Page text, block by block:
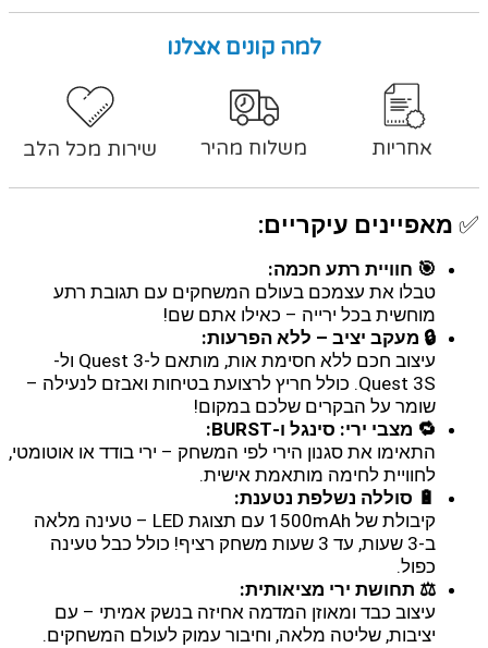
למה קונים אצלנו
אחריות משלוח מהיר שירות מכל הלב
✅ מאפיינים עיקריים:
🎯 חוויית רתע חכמה:
טבלו את עצמכם בעולם המשחקים עם תגובת רתע
מוחשית בכל ירייה – כאילו אתם שם!
🔒 מעקב יציב – ללא הפרעות:
עיצוב חכם ללא חסימת אות, מותאם ל-Quest 3 ול-
Quest 3S. כולל חריץ לרצועת בטיחות ואבזם לנעילה –
שומר על הבקרים שלכם במקום!
🔁 מצבי ירי: סינגל ו-BURST:
התאימו את סגנון הירי לפי המשחק – ירי בודד או אוטומטי,
לחוויית לחימה מותאמת אישית.
🔋 סוללה נשלפת נטענת:
קיבולת של 1500mAh עם תצוגת LED – טעינה מלאה
ב-3 שעות, עד 3 שעות משחק רציף! כולל כבל טעינה
כפול.
⚖️ תחושת ירי מציאותית:
עיצוב כבד ומאוזן המדמה אחיזה בנשק אמיתי – עם
יציבות, שליטה מלאה, וחיבור עמוק לעולם המשחקים.